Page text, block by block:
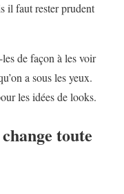
il faut rester prudent
de façon à les voir
a sous les yeux.
les idées de looks.
toute